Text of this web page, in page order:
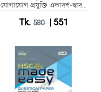
যোগাযোগ প্রযুক্তি একাদশ-দ্বাদশ
Tk.580| 551